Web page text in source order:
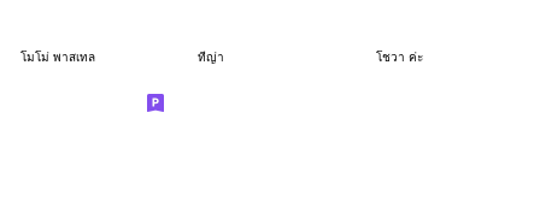
โมโม่ พาสเทล ทีญ่า โชวา ค่ะ